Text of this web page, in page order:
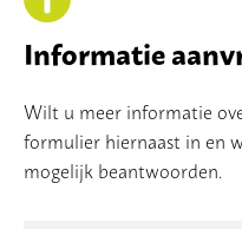
Informatie
Wilt u meer informatie
formulier hiernaast in en
mogelijk beantwoorden.